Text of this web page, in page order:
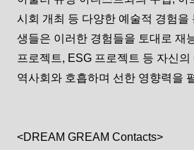
시회 개최 등 다양한 예술적 경험을
생들은 이러한 경험들을 토대로 재
프로젝트, ESG 프로젝트 등 자신의
역사회와 호흡하며 선한 영향력을
<DREAM GREAM Contacts>